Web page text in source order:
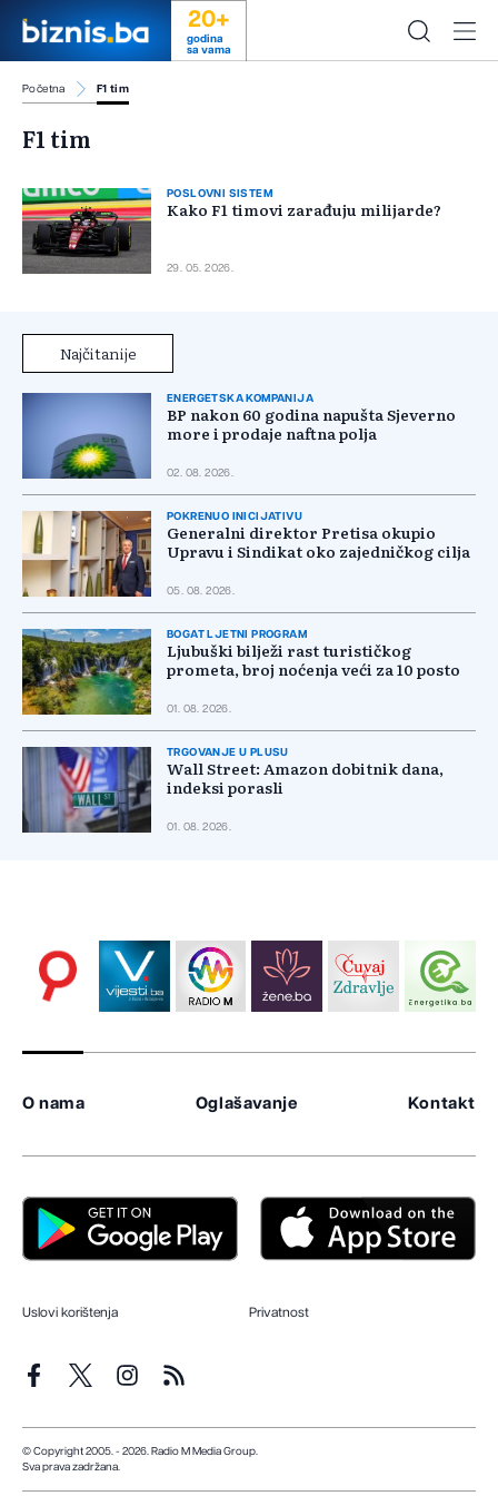
20+
godina
sa vama
Početna F1 tim
F1 tim
POSLOVNI SISTEM
Kako F1 timovi zarađuju milijarde?
29. 05. 2026.
Najčitanije
ENERGETSKA KOMPANIJA
BP nakon 60 godina napušta Sjeverno
more i prodaje naftna polja
02. 08. 2026.
POKRENUO INICIJATIVU
Generalni direktor Pretisa okupio
Upravu i Sindikat oko zajedničkog cilja
05. 08. 2026.
BOGAT LJETNI PROGRAM
Ljubuški bilježi rast turističkog
prometa, broj noćenja veći za 10 posto
01. 08. 2026.
TRGOVANJE U PLUSU
Wall Street: Amazon dobitnik dana,
indeksi porasli
01. 08. 2026.
O nama Oglašavanje Kontakt
Uslovi korištenja Privatnost
© Copyright 2005. - 2026. Radio M Media Group.
Sva prava zadržana.